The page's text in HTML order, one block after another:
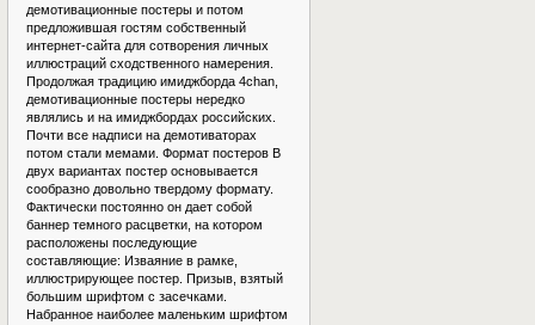
демотивационные постеры и потом
предложившая гостям собственный
интернет-сайта для сотворения личных
иллюстраций сходственного намерения.
Продолжая традицию имиджборда 4chan,
демотивационные постеры нередко
являлись и на имиджбордах российских.
Почти все надписи на демотиваторах
потом стали мемами. Формат постеров В
двух вариантах постер основывается
сообразно довольно твердому формату.
Фактически постоянно он дает собой
баннер темного расцветки, на котором
расположены последующие
составляющие: Изваяние в рамке,
иллюстрирующее постер. Призыв, взятый
большим шрифтом с засечками.
Набранное наиболее маленьким шрифтом